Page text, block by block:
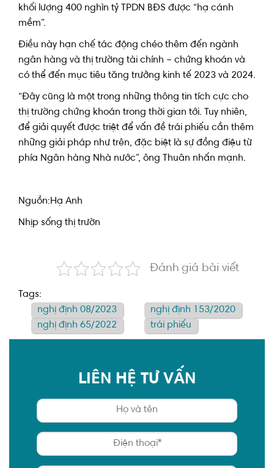
khối lượng 400 nghìn tỷ TPDN BĐS được “hạ cánh
mềm”.
Điều này hạn chế tác động chéo thêm đến ngành
ngân hàng và thị trường tài chính – chứng khoán và
có thể đến mục tiêu tăng trưởng kinh tế 2023 và 2024.
“Đây cũng là một trong những thông tin tích cực cho
thị trường chứng khoán trong thời gian tới. Tuy nhiên,
để giải quyết được triệt để vấn đề trái phiếu cần thêm
những giải pháp như trên, đặc biệt là sự đồng điệu từ
phía Ngân hàng Nhà nước”, ông Thuân nhấn mạnh.
Nguồn:Hạ Anh
Nhịp sống thị trườn
Đánh giá bài viết
Tags:
nghị định 08/2023
nghị định 153/2020
nghị định 65/2022
trái phiếu
LIÊN HỆ TƯ VẤN